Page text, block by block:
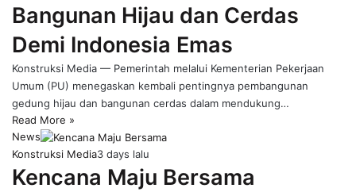
Bangunan Hijau dan Cerdas
Demi Indonesia Emas
Konstruksi Media — Pemerintah melalui Kementerian Pekerjaan
Umum (PU) menegaskan kembali pentingnya pembangunan
gedung hijau dan bangunan cerdas dalam mendukung…
Read More »
News
Konstruksi Media3 days lalu
Kencana Maju Bersama